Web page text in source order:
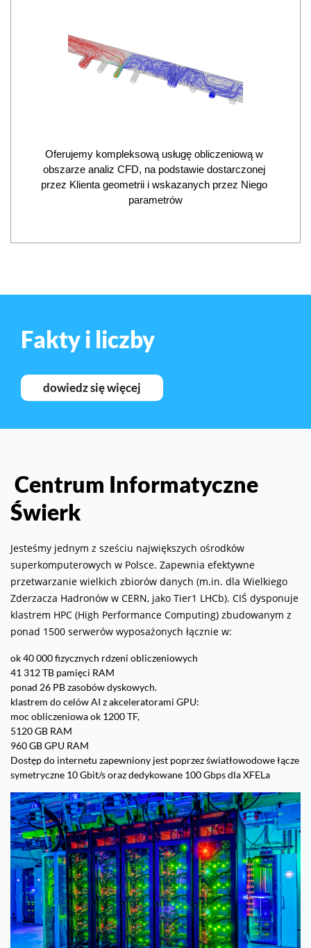
Oferujemy kompleksową usługę obliczeniową w
obszarze analiz CFD, na podstawie dostarczonej
przez Klienta geometrii i wskazanych przez Niego
parametrów
Fakty i liczby
dowiedz się więcej
Centrum Informatyczne
Świerk
Jesteśmy jednym z sześciu największych ośrodków
superkomputerowych w Polsce. Zapewnia efektywne
przetwarzanie wielkich zbiorów danych (m.in. dla Wielkiego
Zderzacza Hadronów w CERN, jako Tier1 LHCb). CIŚ dysponuje
klastrem HPC (High Performance Computing) zbudowanym z
ponad 1500 serwerów wyposażonych łącznie w:
ok 40 000 fizycznych rdzeni obliczeniowych
41 312 TB pamięci RAM
ponad 26 PB zasobów dyskowych.
klastrem do celów AI z akceleratorami GPU:
moc obliczeniowa ok 1200 TF,
5120 GB RAM
960 GB GPU RAM
Dostęp do internetu zapewniony jest poprzez światłowodowe łącze
symetryczne 10 Gbit/s oraz dedykowane 100 Gbps dla XFELa